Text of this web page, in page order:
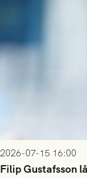
2026-07-15 16:00
Filip Gustafsson